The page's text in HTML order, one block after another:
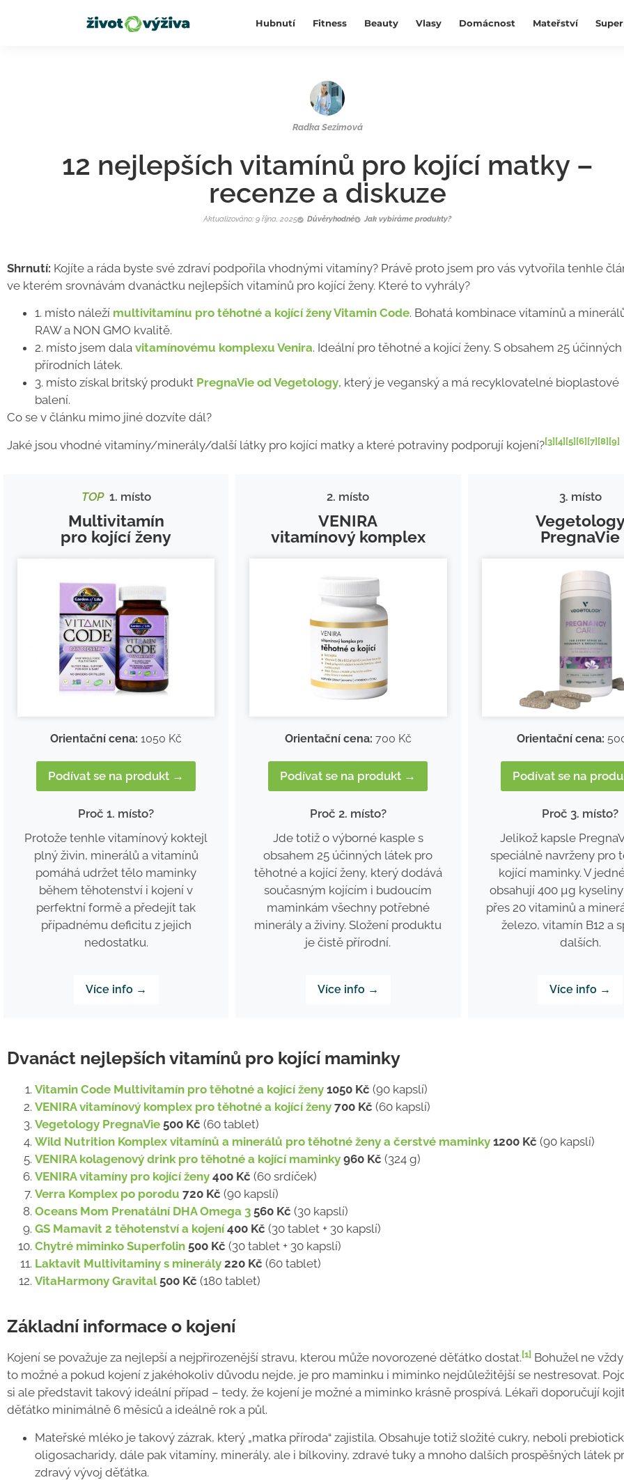
Hubnutí Fitness Beauty Vlasy Domácnost Mateřství
Radka Sezimová
12 nejlepších vitamínů pro kojící matky –
recenze a diskuze
Aktualizováno: 9 října, 2025 Důvěryhodné Jak vybíráme produkty?
Shrnutí: Kojíte a ráda byste své zdraví podpořila vhodnými vitamíny? Právě proto jsem pro vás vytvořila tenhle
ve kterém srovnávám dvanáctku nejlepších vitamínů pro kojící ženy. Které to vyhrály?
1. místo náleží multivitamínu pro těhotné a kojící ženy Vitamin Code. Bohatá kombinace vitamínů a
RAW a NON GMO kvalitě.
2. místo jsem dala vitamínovému komplexu Venira. Ideální pro těhotné a kojící ženy. S obsahem 25 účinných
přírodních látek.
3. místo získal britský produkt PregnaVie od Vegetology, který je veganský a má recyklovatelné bioplastové
balení.
Co se v článku mimo jiné dozvíte dál?
Jaké jsou vhodné vitamíny/minerály/další látky pro kojící matky a které potraviny podporují kojení?[3] [4] [5] [6] [7] [8] [9]
TOP1. místo
Multivitamín
pro kojící ženy
Orientační cena: 1050 Kč
Podívat se na produkt →
Proč 1. místo?
Protože tenhle vitamínový koktejl
plný živin, minerálů a vitamínů
pomáhá udržet tělo maminky
během těhotenství i kojení v
perfektní formě a předejít tak
případnému deficitu z jejich
nedostatku.
Více info →
2. místo
VENIRA
vitamínový komplex
Orientační cena: 700 Kč
Podívat se na produkt →
Proč 2. místo?
Jde totiž o výborné kasple s
obsahem 25 účinných látek pro
těhotné a kojící ženy, který dodává
současným kojícím i budoucím
maminkám všechny potřebné
minerály a živiny. Složení produktu
je čistě přírodní.
Více info →
3. místo
PregnaVie
Orientační cena:
Podívat se na
Proč 3. místo?
Jelikož kapsle
speciálně navrženy pro
kojící maminky. V
obsahují 400 µg
přes 20 vitaminů a
železo, vitamín B12 a
dalších.
Více info →
Dvanáct nejlepších vitamínů pro kojící maminky
Vitamin Code Multivitamín pro těhotné a kojící ženy 1050 Kč (90 kapslí)
VENIRA vitamínový komplex pro těhotné a kojící ženy 700 Kč (60 kapslí)
Vegetology PregnaVie 500 Kč (60 tablet)
Wild Nutrition Komplex vitamínů a minerálů pro těhotné ženy a čerstvé maminky 1200 Kč (90 kapslí)
VENIRA kolagenový drink pro těhotné a kojící maminky 960 Kč (324 g)
VENIRA vitamíny pro kojící ženy 400 Kč (60 srdíček)
Verra Komplex po porodu 720 Kč (90 kapslí)
Oceans Mom Prenatální DHA Omega 3 560 Kč (30 kapslí)
GS Mamavit 2 těhotenství a kojení 400 Kč (30 tablet + 30 kapslí)
Chytré miminko Superfolin 500 Kč (30 tablet + 30 kapslí)
Laktavit Multivitaminy s minerály 220 Kč (60 tablet)
VitaHarmony Gravital 500 Kč (180 tablet)
Základní informace o kojení
Kojení se považuje za nejlepší a nejpřirozenější stravu, kterou může novorozené děťátko dostat. [1] Bohužel ne
to možné a pokud kojení z jakéhokoliv důvodu nejde, je pro maminku i miminko nejdůležitější se nestresovat.
si ale představit takový ideální případ – tedy, že kojení je možné a miminko krásně prospívá. Lékaři doporučují
děťátko minimálně 6 měsíců a ideálně rok a půl.
Mateřské mléko je takový zázrak, který „matka příroda“ zajistila. Obsahuje totiž složité cukry, neboli
oligosacharidy, dále pak vitamíny, minerály, ale i bílkoviny, zdravé tuky a mnoho dalších prospěšných látek
zdravý vývoj děťátka.